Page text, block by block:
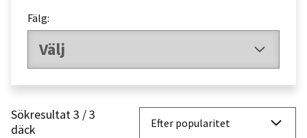
Fälg:
Välj
Sökresultat 3 / 3
däck
Efter popularitet